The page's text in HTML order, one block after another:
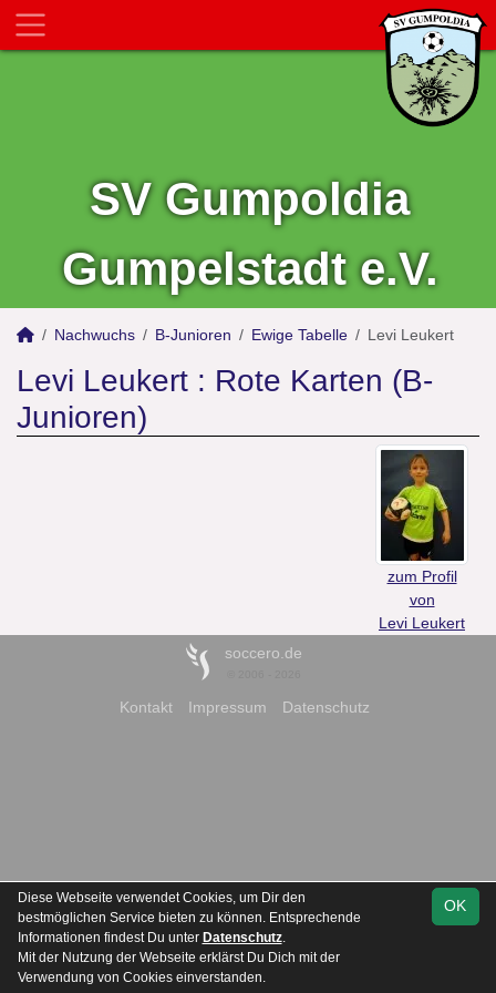
SV Gumpoldia
Gumpelstadt e.V.
Nachwuchs B-Junioren Ewige Tabelle Levi Leukert
Levi Leukert : Rote Karten (B-
Junioren)
zum Profil
von
Levi Leukert
soccero.de
Kontakt Impressum Datenschutz
OK
Diese Webseite verwendet Cookies, um Dir den
bestmöglichen Service bieten zu können. Entsprechende
Informationen findest Du unter Datenschutz.
Mit der Nutzung der Webseite erklärst Du Dich mit der
Verwendung von Cookies einverstanden.